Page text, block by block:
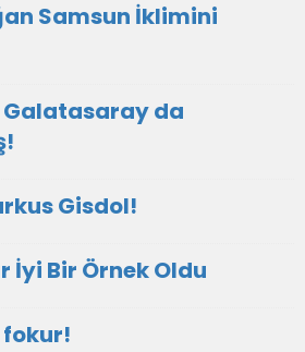
Samsun İklimini
Galatasaray da
Gisdol!
İyi Bir Örnek Oldu